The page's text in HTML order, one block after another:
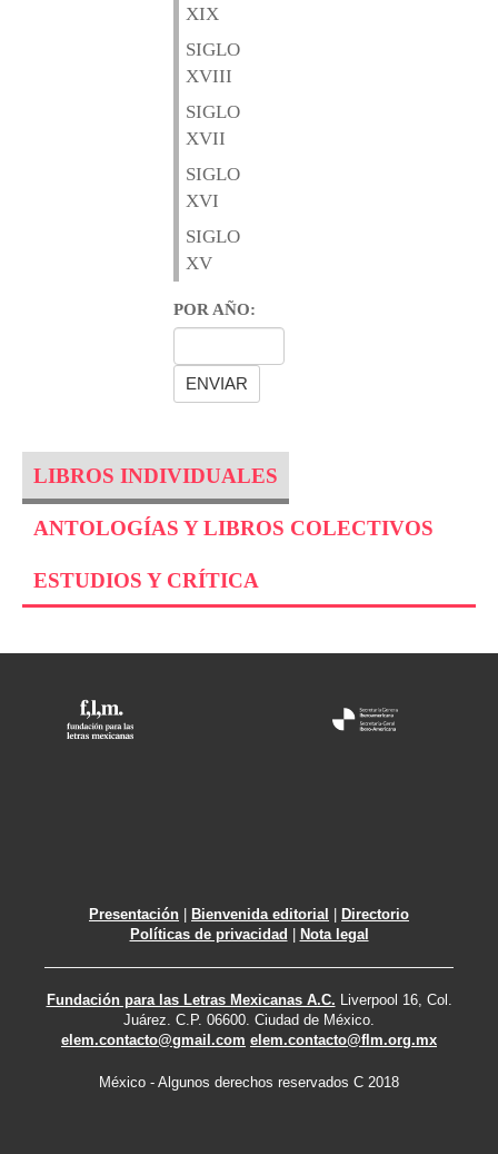
XIX
SIGLO
XVIII
SIGLO
XVII
SIGLO
XVI
SIGLO
XV
POR AÑO:
LIBROS INDIVIDUALES
ANTOLOGÍAS Y LIBROS COLECTIVOS
ESTUDIOS Y CRÍTICA
Presentación | Bienvenida editorial | Directorio
Políticas de privacidad | Nota legal
Fundación para las Letras Mexicanas A.C. Liverpool 16, Col.
Juárez. C.P. 06600. Ciudad de México.
elem.contacto@gmail.com elem.contacto@flm.org.mx
México - Algunos derechos reservados C 2018